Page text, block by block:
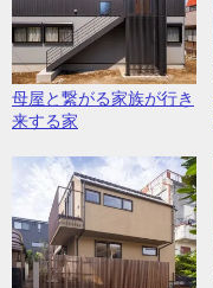
母屋と繋がる家族が行き
来する家